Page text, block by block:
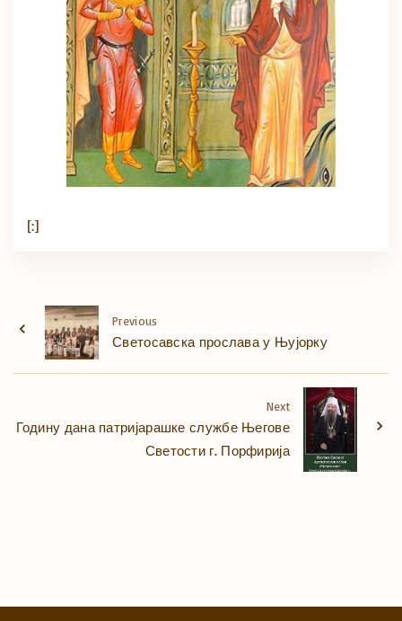
[:]
Previous
Светосавска прослава у Њујорку
Next
Годину дана патријарашке службе Његове
Светости г. Порфирија